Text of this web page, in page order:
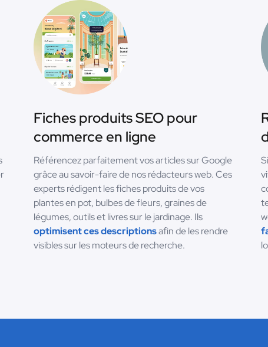
Fiches produits SEO pour
commerce en ligne
Référencez parfaitement vos articles sur Google
grâce au savoir-faire de nos rédacteurs web. Ces
experts rédigent les fiches produits de vos
plantes en pot, bulbes de fleurs, graines de
légumes, outils et livres sur le jardinage. Ils
optimisent ces descriptionsafin de les rendre
visibles sur les moteurs de recherche.